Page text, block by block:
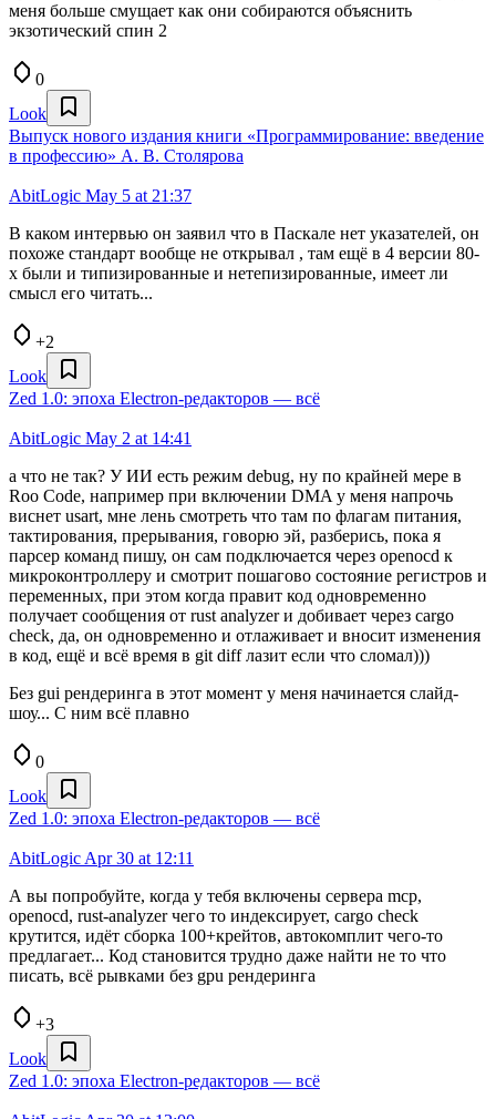
меня больше смущает как они собираются объяснить
экзотический спин 2
0
Look
Выпуск нового издания книги «Программирование: введение
в профессию» А. В. Столярова
AbitLogic May 5 at 21:37
В каком интервью он заявил что в Паскале нет указателей, он
похоже стандарт вообще не открывал , там ещё в 4 версии 80-
х были и типизированные и нетепизированные, имеет ли
смысл его читать...
+2
Look
Zed 1.0: эпоха Electron-редакторов — всё
AbitLogic May 2 at 14:41
а что не так? У ИИ есть режим debug, ну по крайней мере в
Roo Code, например при включении DMA у меня напрочь
виснет usart, мне лень смотреть что там по флагам питания,
тактирования, прерывания, говорю эй, разберись, пока я
парсер команд пишу, он сам подключается через openocd к
микроконтроллеру и смотрит пошагово состояние регистров и
переменных, при этом когда правит код одновременно
получает сообщения от rust analyzer и добивает через cargo
check, да, он одновременно и отлаживает и вносит изменения
в код, ещё и всё время в git diff лазит если что сломал)))
Без gui рендеринга в этот момент у меня начинается слайд-
шоу... С ним всё плавно
0
Look
Zed 1.0: эпоха Electron-редакторов — всё
AbitLogic Apr 30 at 12:11
А вы попробуйте, когда у тебя включены сервера mcp,
openocd, rust-analyzer чего то индексирует, cargo check
крутится, идёт сборка 100+крейтов, автокомплит чего-то
предлагает... Код становится трудно даже найти не то что
писать, всё рывками без gpu рендеринга
+3
Look
Zed 1.0: эпоха Electron-редакторов — всё